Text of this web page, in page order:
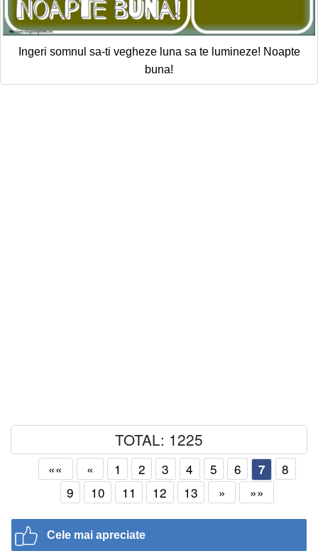
Ingeri somnul sa-ti vegheze luna sa te lumineze! Noapte
buna!
TOTAL: 1225
«« « 1 2 3 4 5 6 7
8
9
10 11 12 13 » »»
Cele mai apreciate